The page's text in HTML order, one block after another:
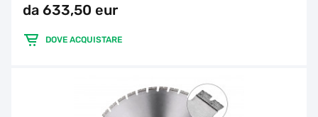
da 633,50 eur
DOVE ACQUISTARE